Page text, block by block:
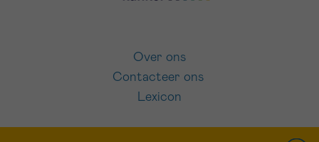
Over ons
Contacteer ons
Lexicon